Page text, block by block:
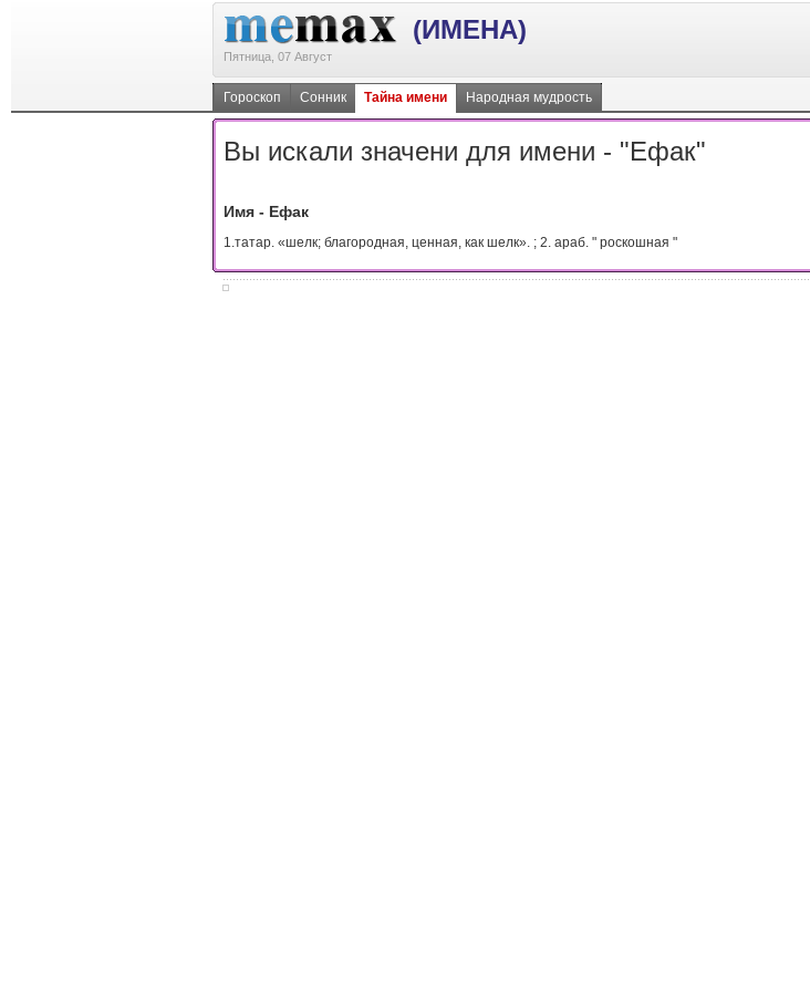
(ИМЕНА)
Пятница, 07 Август
Гороскоп Сонник Тайна имени Народная мудрость
Вы искали значени для имени - "Ефак"
Имя - Ефак
1.татар. «шелк; благородная, ценная, как шелк». ; 2. араб. " роскошная "